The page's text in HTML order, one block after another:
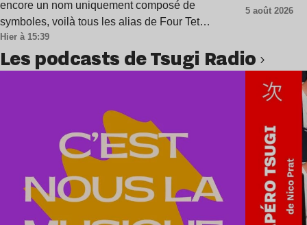
encore un nom uniquement composé de
symboles, voilà tous les alias de Four Tet…
Hier à 15:39
5 août 2026
Les podcasts de Tsugi Radio